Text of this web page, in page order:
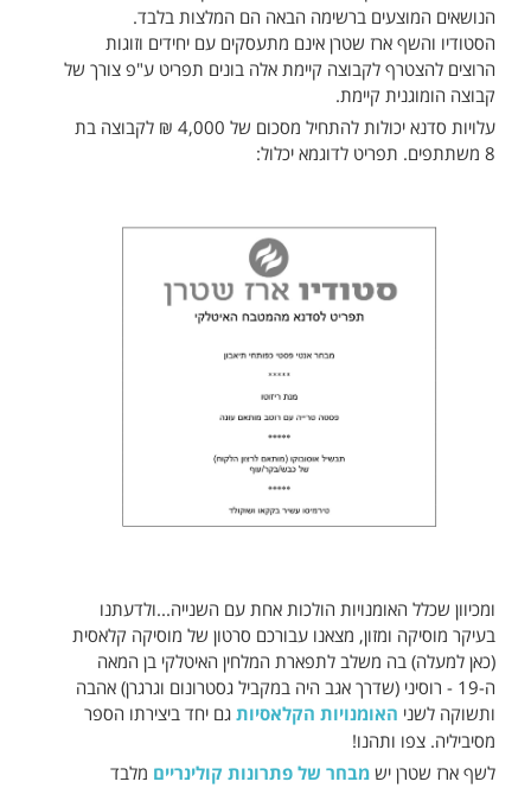
הנושאים המוצעים ברשימה הבאה הם המלצות בלבד.
הסטודיו והשף ארז שטרן אינם מתעסקים עם יחידים וזוגות
הרוצים להצטרף לקבוצה קיימת אלה בונים תפריט ע"פ צורך של
קבוצה הומוגנית קיימת.
עלויות סדנא יכולות להתחיל מסכום של 4,000 ₪ לקבוצה בת
8 משתתפים. תפריט לדוגמא יכלול:
ומכיוון שכלל האומנויות הולכות אחת עם השנייה...ולדעתנו
בעיקר מוסיקה ומזון, מצאנו עבורכם סרטון של מוסיקה קלאסית
(כאן למעלה) בה משלב לתפארת המלחין האיטלקי בן המאה
ה-19 - רוסיני (שדרך אגב היה במקביל גסטרונום וגרגרן) אהבה
ותשוקה לשני האומנויות הקלאסיות גם יחד ביצירתו הספר
מסיביליה. צפו ותהנו!
לשף ארז שטרן יש מבחר של פתרונות קולינריים מלבד